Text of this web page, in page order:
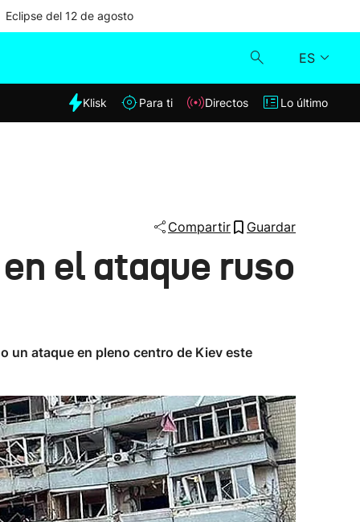
Eclipse del 12 de agosto
ES
Klisk
Lo último
Klisk Para ti Directos Lo último
Compartir Guardar
el ataque ruso
un ataque en pleno centro de Kiev este